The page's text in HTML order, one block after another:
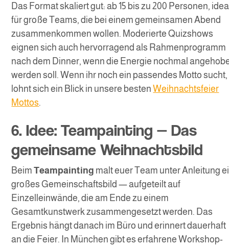
Das Format skaliert gut: ab 15 bis zu 200 Personen,
für große Teams, die bei einem gemeinsamen Abend
zusammenkommen wollen. Moderierte Quizshows
eignen sich auch hervorragend als Rahmenprogramm
nach dem Dinner, wenn die Energie nochmal
werden soll. Wenn ihr noch ein passendes Motto sucht,
lohnt sich ein Blick in unsere bestenWeihnachtsfeier
Mottos.
6. Idee: Teampainting — Das
gemeinsame Weihnachtsbild
BeimTeampainting malt euer Team unter Anleitung
großes Gemeinschaftsbild — aufgeteilt auf
Einzelleinwände, die am Ende zu einem
Gesamtkunstwerk zusammengesetzt werden. Das
Ergebnis hängt danach im Büro und erinnert dauerhaft
an die Feier. In München gibt es erfahrene Workshop-